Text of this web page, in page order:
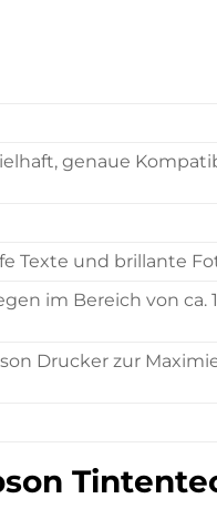
genaue
Texte und brillante
im Bereich von ca.
Drucker zur